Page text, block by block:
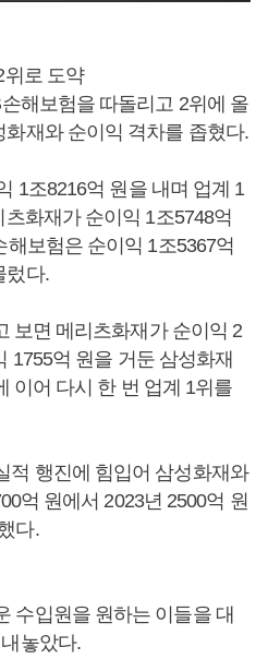
로 도약
해보험을 따돌리고 2위에 올
재와 순이익 격차를 좁혔다.
1조8216억 원을 내며 업계 1
화재가 순이익 1조5748억
보험은 순이익 1조5367억
렀다.
보면 메리츠화재가 순이익 2
1755억 원을 거둔 삼성화재
이어 다시 한 번 업계 1위를
적 행진에 힘입어 삼성화재와
억 원에서 2023년 2500억 원
다.
수입원을 원하는 이들을 대
놓았다.